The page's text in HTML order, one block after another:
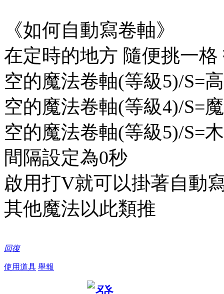
《如何自動寫卷軸》
在定時的地方 隨便挑一格
空的魔法卷軸(等級5)/S=
空的魔法卷軸(等級4)/S=
空的魔法卷軸(等級5)/S=
間隔設定為0秒
啟用打V就可以掛著自動
其他魔法以此類推
回復
使用道具 舉報